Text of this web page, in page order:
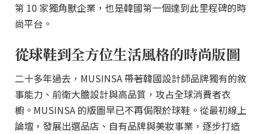
第 10 家獨角獸企業，也是韓國第一個達到此里程碑的時
尚平台。
從球鞋到全方位生活風格的時尚版圖
二十多年過去，MUSINSA 帶著韓國設計師品牌獨有的敘
事能力、前衛大膽設計與高品質，攻占全球消費者衣
櫥。MUSINSA 的版圖早已不再侷限於球鞋。從最初線上
論壇，發展出選品店、自有品牌與美妝事業，逐步打造